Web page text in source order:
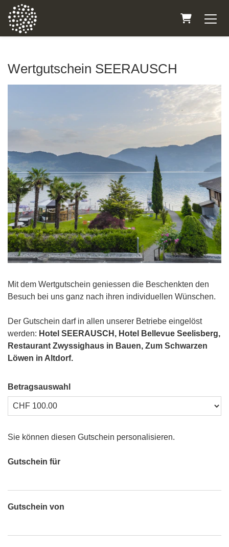
Warenkorb
Wertgutschein SEERAUSCH
Mit dem Wertgutschein geniessen die Beschenkten den
Besuch bei uns ganz nach ihren individuellen Wünschen.
Der Gutschein darf in allen unserer Betriebe eingelöst
werden: Hotel SEERAUSCH, Hotel Bellevue Seelisberg,
Restaurant Zwyssighaus in Bauen, Zum Schwarzen
Löwen in Altdorf.
Betragsauswahl
Sie können diesen Gutschein personalisieren.
Gutschein für
Gutschein von